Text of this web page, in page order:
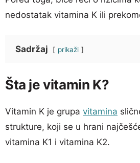
nedostatak vitamina K ili
Sadržaj prikaži
Šta je vitamin K?
Vitamin K je grupa vitamina
strukture, koji se u hrani
vitamina K1 i vitamina K2.